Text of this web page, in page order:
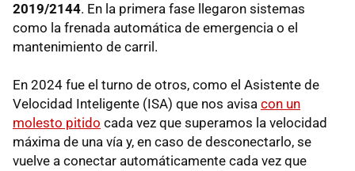
2019/2144. En la primera fase llegaron sistemas
como la frenada automática de emergencia o el
mantenimiento de carril.
En 2024 fue el turno de otros, como el Asistente de
Velocidad Inteligente (ISA) que nos avisa con un
molesto pitido cada vez que superamos la velocidad
máxima de una vía y, en caso de desconectarlo, se
vuelve a conectar automáticamente cada vez que